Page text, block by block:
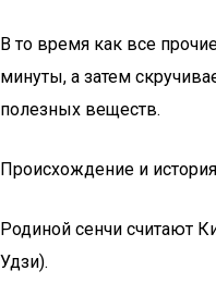
В то время как все
минуты, а затем
полезных веществ.
Происхождение и
Родиной сенчи считают
Удзи).